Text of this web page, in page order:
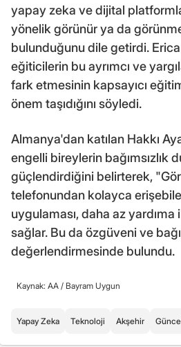
yapay zeka ve dijital
yönelik görünür ya da
bulunduğunu dile getirdi.
eğiticilerin bu ayrımcı ve
fark etmesinin kapsayıcı
önem taşıdığını söyledi.
Almanya'dan katılan Hakkı
engelli bireylerin bağımsızlık
güçlendirdiğini belirterek,
telefonundan kolayca
uygulaması, daha az yardıma
sağlar. Bu da özgüveni ve
değerlendirmesinde bulundu.
Kaynak: AA / Bayram Uygun
Yapay Zeka Teknoloji Akşehir